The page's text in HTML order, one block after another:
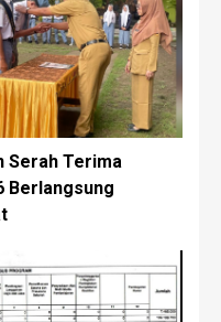
Serah Terima
Berlangsung